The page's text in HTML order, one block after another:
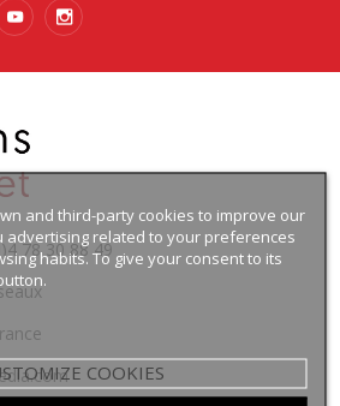
and third-party cookies to improve our
advertising related to your preferences
habits. To give your consent to its
COOKIES
78 30 88 49